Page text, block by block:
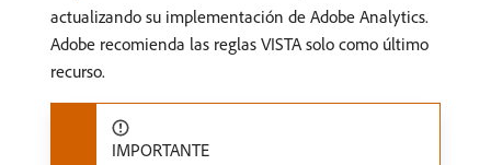
actualizando su implementación de Adobe Analytics.
Adobe recomienda las reglas VISTA solo como último
recurso.
IMPORTANTE